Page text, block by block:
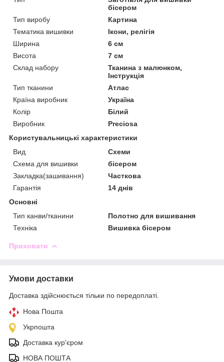
бісером
Тип виробу
Картина
Тематика вишивки
Ікони, релігія
Ширина
6 см
Висота
7 см
Склад набору
Тканина з малюнком,
Інструкція
Тип тканини
Атлас
Країна виробник
Україна
Колір
Білий
Виробник
Preciosa
Користувальницькі характеристики
Вид
Схеми
Схема для вишивки
бісером
Закладка(зашивання)
Часткова
Гарантія
14 днів
Основні
Тип канви/тканини
Полотно для вишивання
Техніка
Вишивка бісером
Приховати
Умови доставки
Доставка здійснюється тільки по передоплаті.
Нова Пошта
Укрпошта
Доставка кур'єром
НОВА ПОШТА